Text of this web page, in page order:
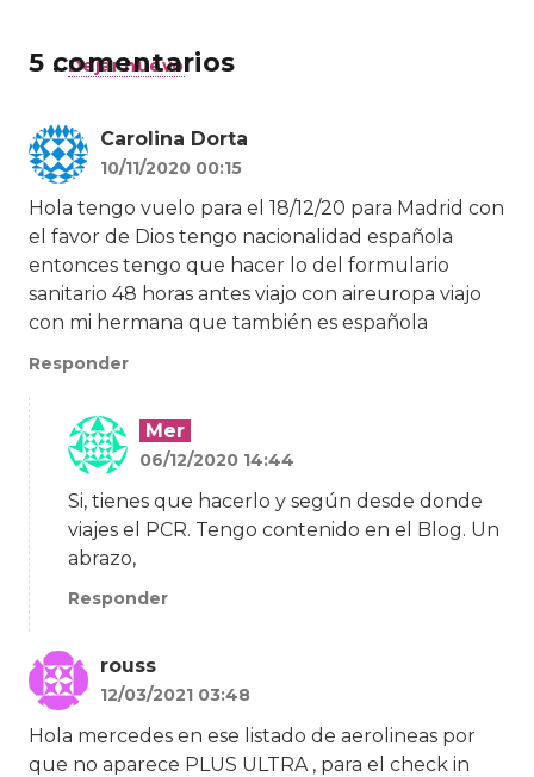
5 comentarios
. Dejar nuevo
Carolina Dorta
10/11/2020 00:15
Hola tengo vuelo para el 18/12/20 para Madrid con
el favor de Dios tengo nacionalidad española
entonces tengo que hacer lo del formulario
sanitario 48 horas antes viajo con aireuropa viajo
con mi hermana que también es española
Responder
Mer
06/12/2020 14:44
Si, tienes que hacerlo y según desde donde
viajes el PCR. Tengo contenido en el Blog. Un
abrazo,
Responder
rouss
12/03/2021 03:48
Hola mercedes en ese listado de aerolineas por
que no aparece PLUS ULTRA , para el check in